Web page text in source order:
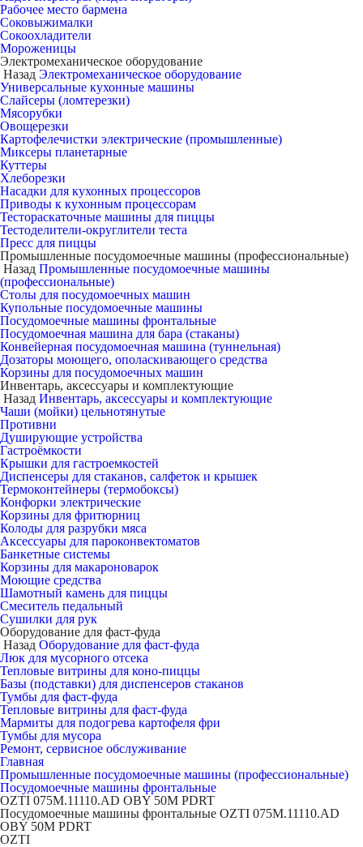
Рабочее место бармена
Соковыжималки
Сокоохладители
Мороженицы
Электромеханическое оборудование
Назад Электромеханическое оборудование
Универсальные кухонные машины
Слайсеры (ломтерезки)
Мясорубки
Овощерезки
Картофелечистки электрические (промышленные)
Миксеры планетарные
Куттеры
Хлеборезки
Насадки для кухонных процессоров
Приводы к кухонным процессорам
Тестораскаточные машины для пиццы
Тестоделители-округлители теста
Пресс для пиццы
Промышленные посудомоечные машины (профессиональные)
Назад Промышленные посудомоечные машины
(профессиональные)
Столы для посудомоечных машин
Купольные посудомоечные машины
Посудомоечные машины фронтальные
Посудомоечная машина для бара (стаканы)
Конвейерная посудомоечная машина (туннельная)
Дозаторы моющего, ополаскивающего средства
Корзины для посудомоечных машин
Инвентарь, аксессуары и комплектующие
Назад Инвентарь, аксессуары и комплектующие
Чаши (мойки) цельнотянутые
Противни
Душирующие устройства
Гастроёмкости
Крышки для гастроемкостей
Диспенсеры для стаканов, салфеток и крышек
Термоконтейнеры (термобоксы)
Конфорки электрические
Корзины для фритюрниц
Колоды для разрубки мяса
Аксессуары для пароконвектоматов
Банкетные системы
Корзины для макароноварок
Моющие средства
Шамотный камень для пиццы
Смеситель педальный
Сушилки для рук
Оборудование для фаст-фуда
Назад Оборудование для фаст-фуда
Люк для мусорного отсека
Тепловые витрины для коно-пиццы
Базы (подставки) для диспенсеров стаканов
Тумбы для фаст-фуда
Тепловые витрины для фаст-фуда
Мармиты для подогрева картофеля фри
Тумбы для мусора
Ремонт, сервисное обслуживание
Главная
Промышленные посудомоечные машины (профессиональные)
Посудомоечные машины фронтальные
OZTI 075M.11110.AD OBY 50M PDRT
Посудомоечные машины фронтальные OZTI 075M.11110.AD
OBY 50M PDRT
OZTI